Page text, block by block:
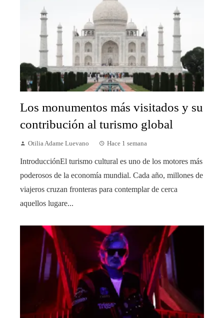
Los monumentos más visitados y su
contribución al turismo global
Otilia Adame Luevano Hace 1 semana
IntroducciónEl turismo cultural es uno de los motores más
poderosos de la economía mundial. Cada año, millones de
viajeros cruzan fronteras para contemplar de cerca
aquellos lugare...